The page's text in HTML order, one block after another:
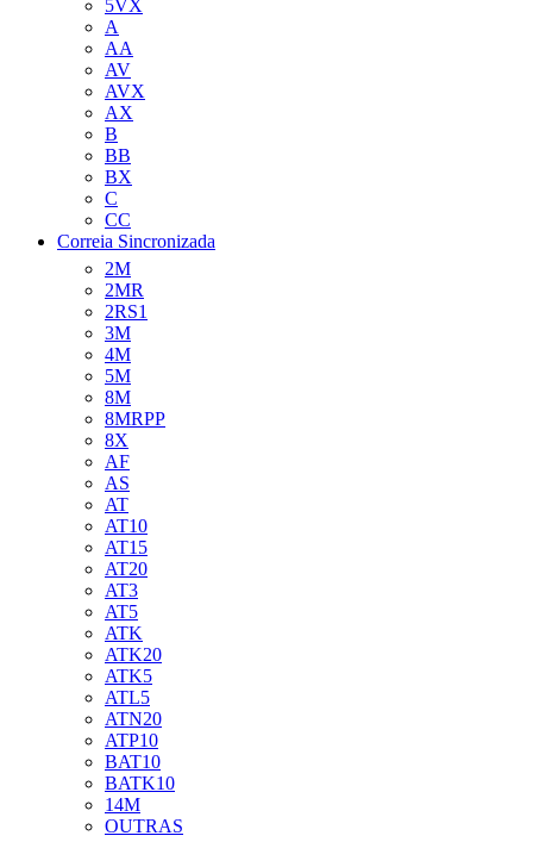
5VX
A
AA
AV
AVX
AX
B
BB
BX
C
CC
Correia Sincronizada
2M
2MR
2RS1
3M
4M
5M
8M
8MRPP
8X
AF
AS
AT
AT10
AT15
AT20
AT3
AT5
ATK
ATK20
ATK5
ATL5
ATN20
ATP10
BAT10
BATK10
14M
OUTRAS